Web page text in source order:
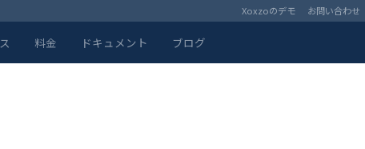
Xoxzoのデモ お問い合わせ
料金 ドキュメント ブログ